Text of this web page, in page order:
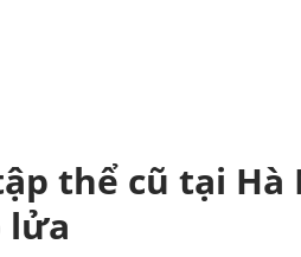
thể cũ tại Hà
lửa